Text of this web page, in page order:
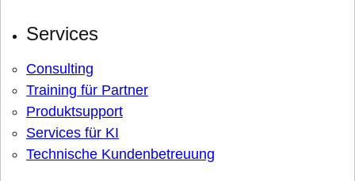
Services
Consulting
Training für Partner
Produktsupport
Services für KI
Technische Kundenbetreuung